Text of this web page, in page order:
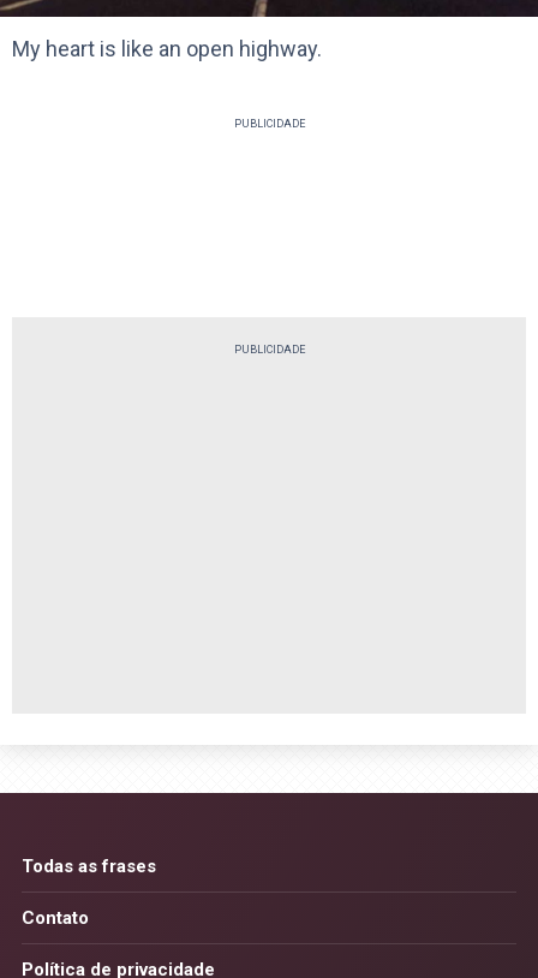
My heart is like an open highway.
PUBLICIDADE
PUBLICIDADE
Todas as frases
Contato
Política de privacidade